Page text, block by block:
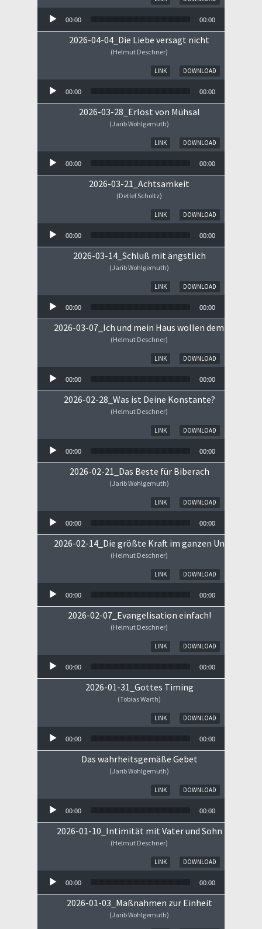
00:00 00:00
2026-04-04_Die Liebe versagt nicht
(Helmut Deschner)
DOWNLOAD
LINK
00:00 00:00
2026-03-28_Erlöst von Mühsal
(Jarib Wohlgemuth)
DOWNLOAD
LINK
00:00 00:00
2026-03-21_Achtsamkeit
(Detlef Scholtz)
DOWNLOAD
LINK
00:00 00:00
2026-03-14_Schluß mit ängstlich
(Jarib Wohlgemuth)
DOWNLOAD
LINK
00:00 00:00
2026-03-07_Ich und mein Haus wollen dem HERRN
(Helmut Deschner)
DOWNLOAD
LINK
00:00 00:00
2026-02-28_Was ist Deine Konstante?
(Helmut Deschner)
DOWNLOAD
LINK
00:00 00:00
2026-02-21_Das Beste für Biberach
(Jarib Wohlgemuth)
DOWNLOAD
LINK
00:00 00:00
2026-02-14_Die größte Kraft im ganzen Universum
(Helmut Deschner)
DOWNLOAD
LINK
00:00 00:00
2026-02-07_Evangelisation einfach!
(Helmut Deschner)
DOWNLOAD
LINK
00:00 00:00
2026-01-31_Gottes Timing
(Tobias Warth)
DOWNLOAD
LINK
00:00 00:00
Das wahrheitsgemäße Gebet
(Jarib Wohlgemuth)
DOWNLOAD
LINK
00:00 00:00
2026-01-10_Intimität mit Vater und Sohn
(Helmut Deschner)
DOWNLOAD
LINK
00:00 00:00
2026-01-03_Maßnahmen zur Einheit
(Jarib Wohlgemuth)